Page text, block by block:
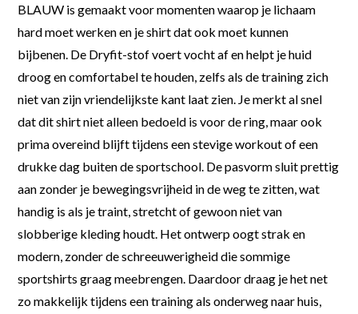
BLAUW is gemaakt voor momenten waarop je lichaam
hard moet werken en je shirt dat ook moet kunnen
bijbenen. De Dryfit-stof voert vocht af en helpt je huid
droog en comfortabel te houden, zelfs als de training zich
niet van zijn vriendelijkste kant laat zien. Je merkt al snel
dat dit shirt niet alleen bedoeld is voor de ring, maar ook
prima overeind blijft tijdens een stevige workout of een
drukke dag buiten de sportschool. De pasvorm sluit prettig
aan zonder je bewegingsvrijheid in de weg te zitten, wat
handig is als je traint, stretcht of gewoon niet van
slobberige kleding houdt. Het ontwerp oogt strak en
modern, zonder de schreeuwerigheid die sommige
sportshirts graag meebrengen. Daardoor draag je het net
zo makkelijk tijdens een training als onderweg naar huis,